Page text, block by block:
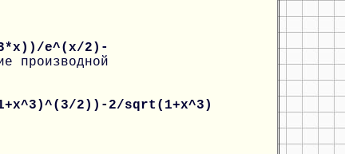
e^(x/2)-
производной
2))-2/sqrt(1+x^3)